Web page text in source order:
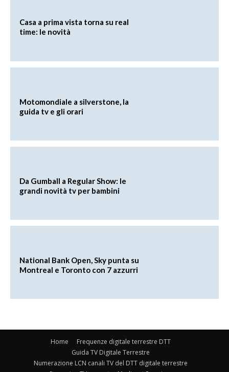
Casa a prima vista torna su real
time: le novità
Motomondiale a silverstone, la
guida tv e gli orari
Da Gumball a Regular Show: le
grandi novità tv per bambini
National Bank Open, Sky punta su
Montreal e Toronto con 7 azzurri
Home
Frequenze digitale terrestre DTT
Guida TV Digitale Terrestre
Numerazione LCN canali TV del DTT digitale terrestre